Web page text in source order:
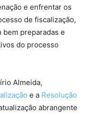
e enfrentar os
de fiscalização,
preparadas e
do processo
Almeida,
e a Resolução
abrangente